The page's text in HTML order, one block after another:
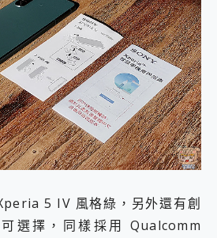
5 IV 風格綠，另外還有創
選擇，同樣採用 Qualcomm